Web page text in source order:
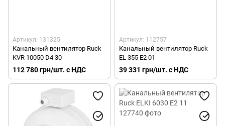
Артикул: 131325
Канальный вентилятор Ruck
KVR 10050 D4 30
112 780 грн/шт. с НДС
Артикул: 112757
Канальный вентилятор Ruck
EL 355 E2 01
39 331 грн/шт. с НДС